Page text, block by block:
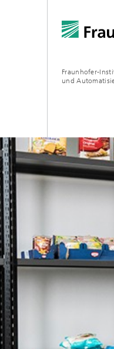
Fraunhofer-
und